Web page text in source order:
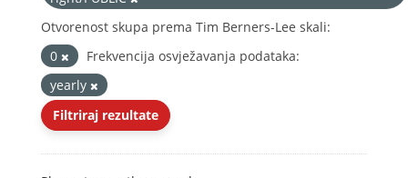
Otvorenost skupa prema Tim Berners-Lee skali:
0
Frekvencija osvježavanja podataka:
yearly
Filtriraj rezultate